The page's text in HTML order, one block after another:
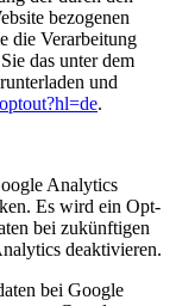
bezogenen
die Verarbeitung
das unter dem
und
.
Analytics
Es wird ein Opt-
bei zukünftigen
deaktivieren.
bei Google